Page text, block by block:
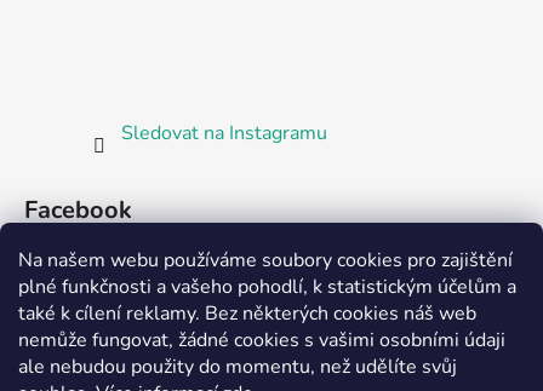
Na našem webu používáme soubory cookies pro zajištění
plné funkčnosti a vašeho pohodlí, k statistickým účelům a
také k cílení reklamy. Bez některých cookies náš web
nemůže fungovat, žádné cookies s vašimi osobními údaji
ale nebudou použity do momentu, než udělíte svůj
Sledovat na Instagramu
Facebook
Partnerská prodejna Barefoot Plzeň